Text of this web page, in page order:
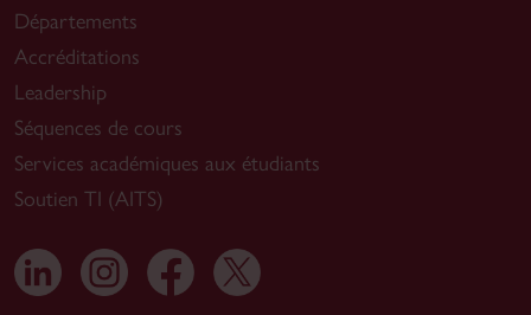
Départements
Accréditations
Leadership
Séquences de cours
Services académiques aux étudiants
Soutien TI (AITS)